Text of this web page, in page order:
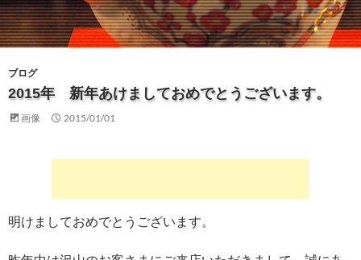
ブログ
2015年 新年あけましておめでとうございます。
画像 2015/01/01
明けましておめでとうございます。